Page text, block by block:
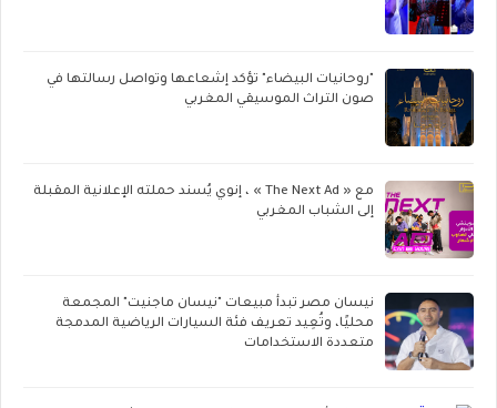
"روحانيات البيضاء" تؤكد إشعاعها وتواصل رسالتها في
صون التراث الموسيقي المغربي
مع « The Next Ad » ، إنوي يُسند حملته الإعلانية المقبلة
إلى الشباب المغربي
نيسان مصر تبدأ مبيعات "نيسان ماجنيت" المجمعة
محليًا، وتُعِيد تعريف فئة السيارات الرياضية المدمجة
متعددة الاستخدامات